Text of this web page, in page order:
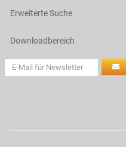
Erweiterte Suche
Downloadbereich